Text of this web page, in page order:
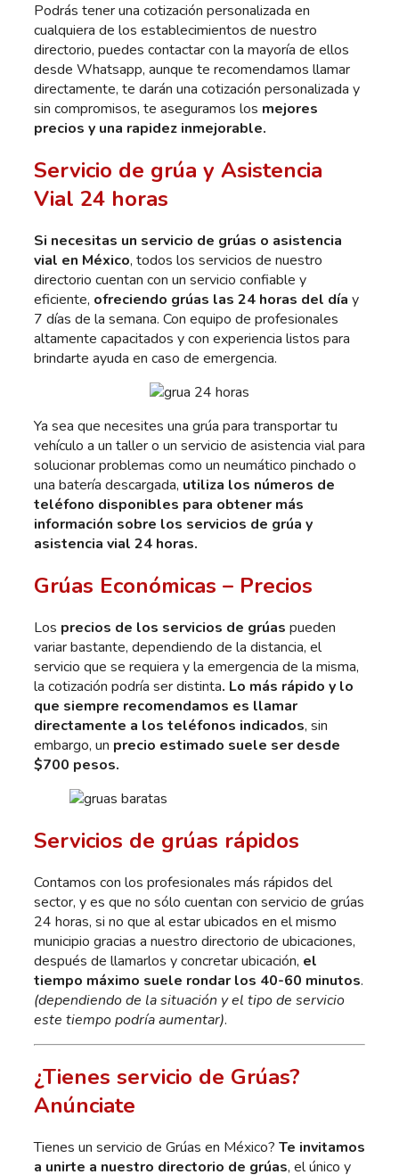
Podrás tener una cotización personalizada en
cualquiera de los establecimientos de nuestro
directorio, puedes contactar con la mayoría de ellos
desde Whatsapp, aunque te recomendamos llamar
directamente, te darán una cotización personalizada y
sin compromisos, te aseguramos los mejores
precios y una rapidez inmejorable.
Servicio de grúa y Asistencia
Vial 24 horas
Si necesitas un servicio de grúas o asistencia
vial en México, todos los servicios de nuestro
directorio cuentan con un servicio confiable y
eficiente, ofreciendo grúas las 24 horas del día y
7 días de la semana. Con equipo de profesionales
altamente capacitados y con experiencia listos para
brindarte ayuda en caso de emergencia.
Ya sea que necesites una grúa para transportar tu
vehículo a un taller o un servicio de asistencia vial para
solucionar problemas como un neumático pinchado o
una batería descargada, utiliza los números de
teléfono disponibles para obtener más
información sobre los servicios de grúa y
asistencia vial 24 horas.
Grúas Económicas – Precios
Los precios de los servicios de grúas pueden
variar bastante, dependiendo de la distancia, el
servicio que se requiera y la emergencia de la misma,
la cotización podría ser distinta. Lo más rápido y lo
que siempre recomendamos es llamar
directamente a los teléfonos indicados, sin
embargo, un precio estimado suele ser desde
$700 pesos.
Servicios de grúas rápidos
Contamos con los profesionales más rápidos del
sector, y es que no sólo cuentan con servicio de grúas
24 horas, si no que al estar ubicados en el mismo
municipio gracias a nuestro directorio de ubicaciones,
después de llamarlos y concretar ubicación, el
tiempo máximo suele rondar los 40-60 minutos.
(dependiendo de la situación y el tipo de servicio
este tiempo podría aumentar).
¿Tienes servicio de Grúas?
Anúnciate
Tienes un servicio de Grúas en México? Te invitamos
a unirte a nuestro directorio de grúas, el único y